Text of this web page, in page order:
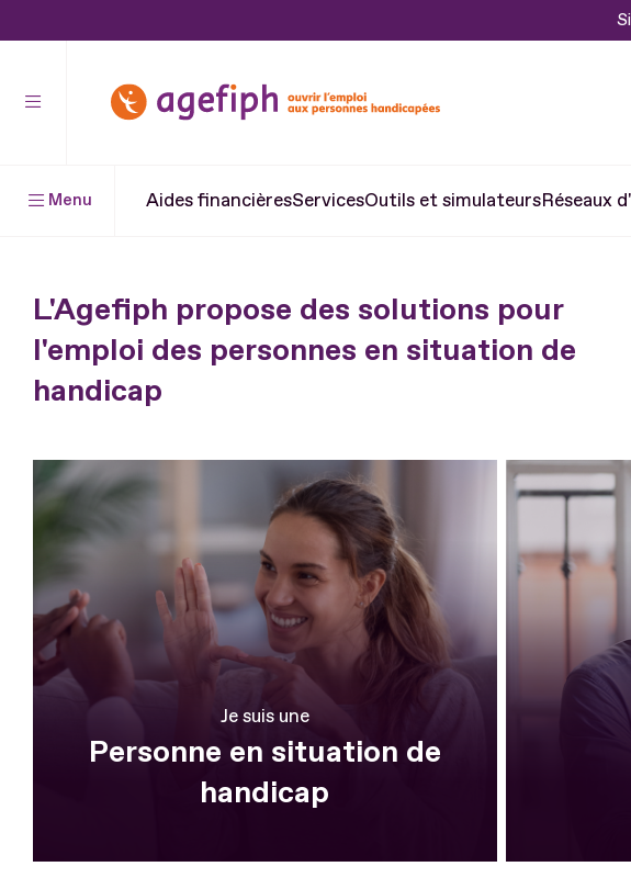
contenu
Menu Aides financièresServicesOutils et simulateursRéseaux
L'Agefiph propose des solutions pour
l'emploi des personnes en situation de
handicap
Je suis une
Personne en situation de
handicap